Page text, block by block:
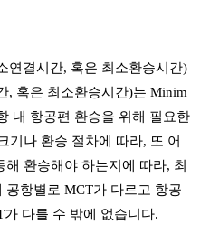
연결시간, 혹은 최소환승시간)
, 혹은 최소환승시간)는 Minim
내 항공편 환승을 위해 필요한
기나 환승 절차에 따라, 또 어
환승해야 하는지에 따라, 최
항별로 MCT가 다르고 항공
다를 수 밖에 없습니다.